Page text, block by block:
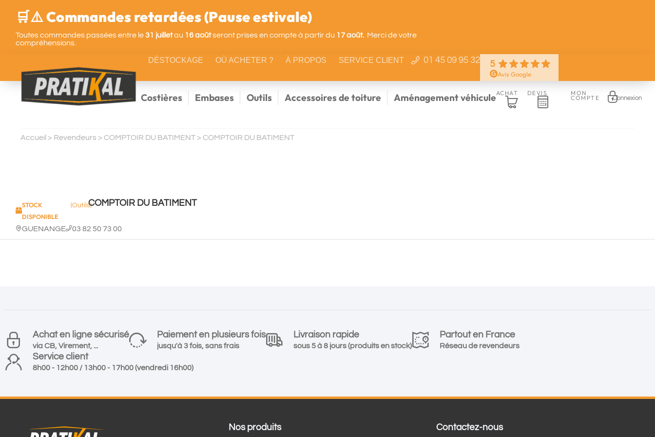
🛒⚠️ Commandes retardées (Pause estivale)
Toutes commandes passées entre le31 juilletau 16 aoûtseront prises en compte à partir du 17 août. Merci de votre
compréhensions.
DÉSTOCKAGE OÙ ACHETER ? À PROPOS SERVICE CLIENT 01 45 09 95 32 5
Avis Google
Costières Embases Outils Accessoires de toiture Aménagement véhiculeACHAT DEVIS MON
COMPTE Connexion
Accueil > Revendeurs > COMPTOIR DU BATIMENT > COMPTOIR DU BATIMENT
STOCK
DISPONIBLE
(Outils)COMPTOIR DU BATIMENT
GUENANGE 03 82 50 73 00
Achat en ligne sécurisé
via CB, Virement, ...
Paiement en plusieurs fois
jusqu'à 3 fois, sans frais
Livraison rapide
sous 5 à 8 jours (produits en stock)
Partout en France
Réseau de revendeurs
Service client
8h00 - 12h00 / 13h00 - 17h00 (vendredi 16h00)
Nos produits Contactez-nous